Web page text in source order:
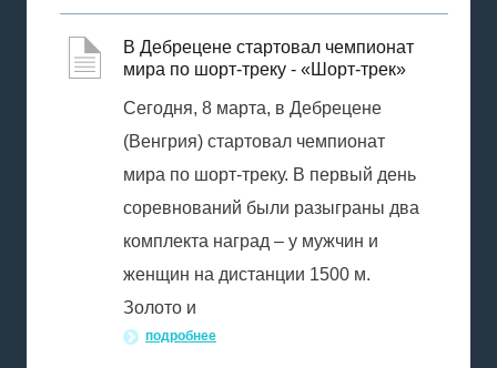
В Дебрецене стартовал чемпионат
мира по шорт-треку - «Шорт-трек»
Сегодня, 8 марта, в Дебрецене
(Венгрия) стартовал чемпионат
мира по шорт-треку. В первый день
соревнований были разыграны два
комплекта наград – у мужчин и
женщин на дистанции 1500 м.
Золото и
подробнее